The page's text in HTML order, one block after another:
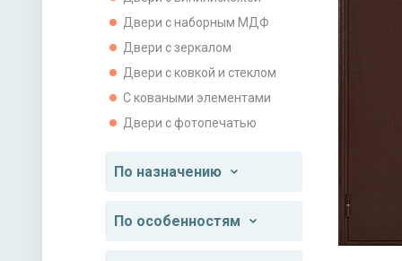
Двери с наборным МДФ
Двери с зеркалом
Двери с ковкой и стеклом
С коваными элементами
Двери с фотопечатью
По назначению
По особенностям